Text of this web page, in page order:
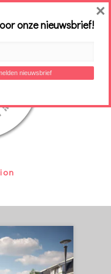
onze nieuwsbrief!
×